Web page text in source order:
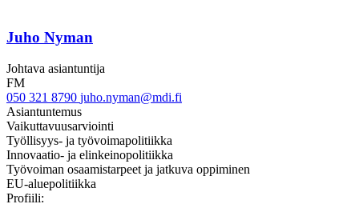
Juho Nyman
Johtava asiantuntija
FM
050 321 8790 juho.nyman@mdi.fi
Asiantuntemus
Vaikuttavuusarviointi
Työllisyys- ja työvoimapolitiikka
Innovaatio- ja elinkeinopolitiikka
Työvoiman osaamistarpeet ja jatkuva oppiminen
EU-aluepolitiikka
Profiili: